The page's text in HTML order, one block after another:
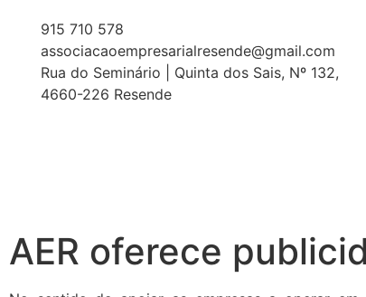
915 710 578
associacaoempresarialresende@gmail.com
Rua do Seminário | Quinta dos Sais, Nº 132,
4660-226 Resende
AER oferece